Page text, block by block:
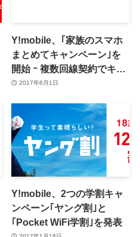
Y!mobile、｢家族のスマホ
まとめてキャンペーン｣を
開始 ｰ 複数回線契約でキャ
ッシュバック
2017年6月1日
Y!mobile、2つの学割キャ
ンペーン｢ヤング割｣と
｢Pocket WiFi学割｣を発表